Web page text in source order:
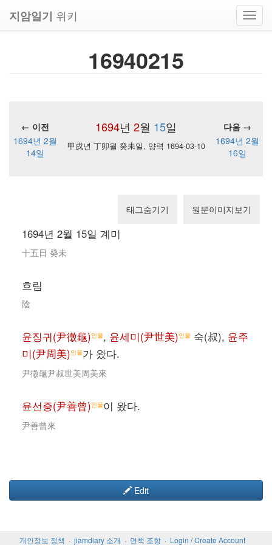
지암일기 위키
16940215
1694년 2월 15일
← 이전
다음 →
1694년 2월
14일
甲戌년 丁卯월 癸未일, 양력 1694-03-10
1694년 2월
16일
태그숨기기 원문이미지보기
1694년 2월 15일 계미
十五日 癸未
흐림
陰
윤징귀(尹徵龜)인물, 윤세미(尹世美)인물 숙(叔), 윤주
미(尹周美)인물가 왔다.
尹徵龜尹叔世美周美來
윤선증(尹善曾)인물이 왔다.
尹善曾來
Edit
개인정보 정책 jiamdiary 소개 면책 조항 Login / Create Account